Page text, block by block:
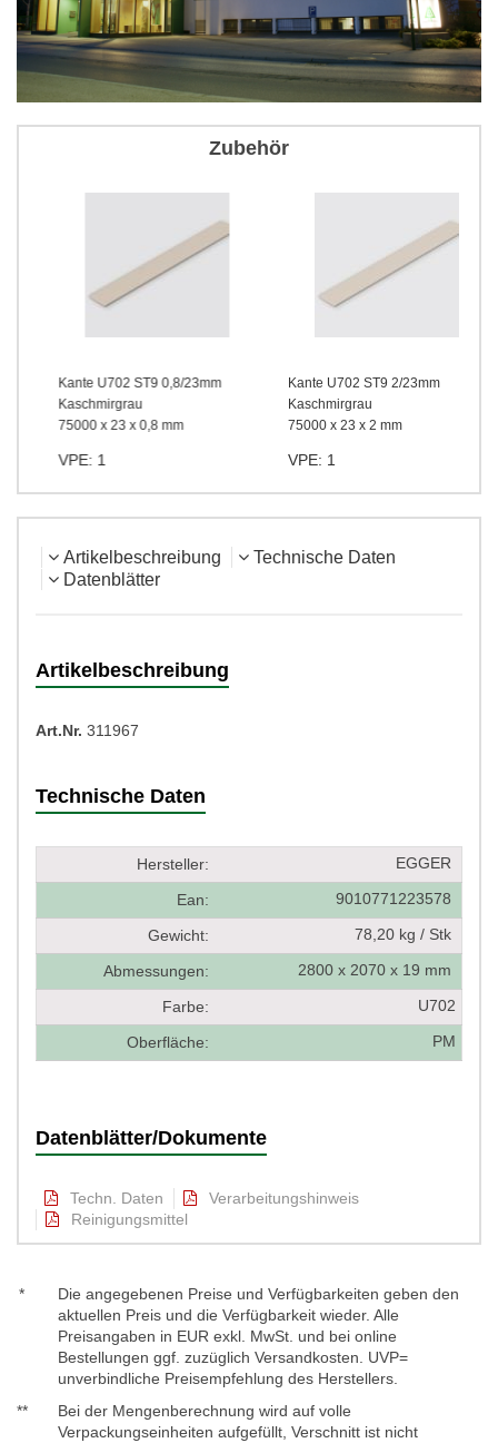
Zubehör
Kante U702 ST9 0,8/23mm
Kaschmirgrau
75000 x 23 x 0,8 mm
VPE: 1
Kante U702 ST9 2/23mm
Kaschmirgrau
75000 x 23 x 2 mm
VPE: 1
Artikelbeschreibung
Technische Daten
Datenblätter
Artikelbeschreibung
Art.Nr. 311967
Technische Daten
Hersteller: EGGER
Ean: 9010771223578
Gewicht: 78,20 kg / Stk
Abmessungen: 2800 x 2070 x 19 mm
Farbe: U702
Oberfläche: PM
Datenblätter/Dokumente
Techn. Daten
Verarbeitungshinweis
Reinigungsmittel
*
Die angegebenen Preise und Verfügbarkeiten geben den
aktuellen Preis und die Verfügbarkeit wieder. Alle
Preisangaben in EUR exkl. MwSt. und bei online
Bestellungen ggf. zuzüglich Versandkosten. UVP=
unverbindliche Preisempfehlung des Herstellers.
**
Bei der Mengenberechnung wird auf volle
Verpackungseinheiten aufgefüllt, Verschnitt ist nicht